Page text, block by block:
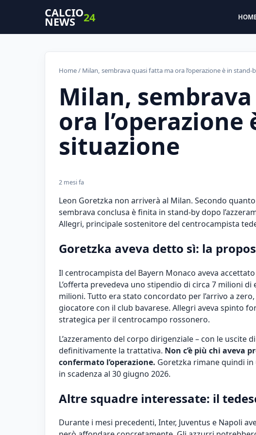
CALCIO
NEWS 24
Home/ Milan, sembrava quasi fatta ma ora l’operazione è in stand-
Milan,
ora
situazione
2 mesi fa
Leon Goretzka non arriverà al Milan. Secondo
sembrava conclusa è finita in stand-by dopo
Allegri, principale sostenitore del centrocampista
Goretzka aveva detto sì: la
Il centrocampista del Bayern Monaco aveva
L’offerta prevedeva uno stipendio di circa 7 milioni
milioni. Tutto era stato concordato per l’arrivo a
giocatore con il club bavarese. Allegri aveva spinto
strategica per il centrocampo rossonero.
L’azzeramento del corpo dirigenziale – con le uscite
definitivamente la trattativa. Non c’è più chi aveva
confermato l’operazione. Goretzka rimane quindi
in scadenza al 30 giugno 2026.
Altre squadre interessate: il
Durante i mesi precedenti, Inter, Juventus e Napoli